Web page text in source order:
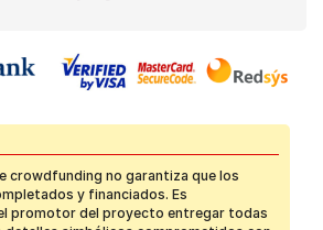
crowdfunding no garantiza que los
y financiados. Es
promotor del proyecto entregar todas